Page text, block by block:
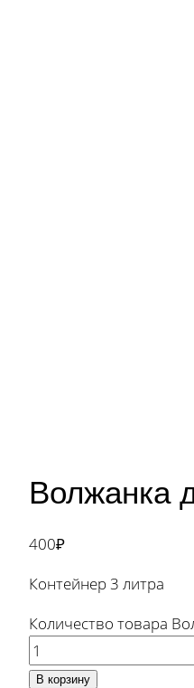
Волжанка
400₽
Контейнер 3 литра
Количество товара
В корзину